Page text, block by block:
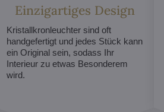
Einzigartiges Design
Kristallkronleuchter sind oft
handgefertigt und jedes Stück kann
ein Original sein, sodass Ihr
Interieur zu etwas Besonderem
wird.